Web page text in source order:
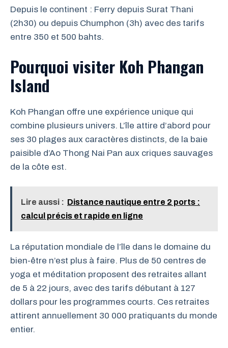
Depuis le continent : Ferry depuis Surat Thani
(2h30) ou depuis Chumphon (3h) avec des tarifs
entre 350 et 500 bahts.
Pourquoi visiter Koh Phangan
Island
Koh Phangan offre une expérience unique qui
combine plusieurs univers. L’île attire d’abord pour
ses 30 plages aux caractères distincts, de la baie
paisible d’Ao Thong Nai Pan aux criques sauvages
de la côte est.
Lire aussi : Distance nautique entre 2 ports :
calcul précis et rapide en ligne
La réputation mondiale de l’île dans le domaine du
bien-être n’est plus à faire. Plus de 50 centres de
yoga et méditation proposent des retraites allant
de 5 à 22 jours, avec des tarifs débutant à 127
dollars pour les programmes courts. Ces retraites
attirent annuellement 30 000 pratiquants du monde
entier.